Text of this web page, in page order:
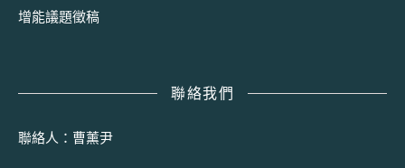
增能議題徵稿
聯絡我們
聯絡人：曹薰尹